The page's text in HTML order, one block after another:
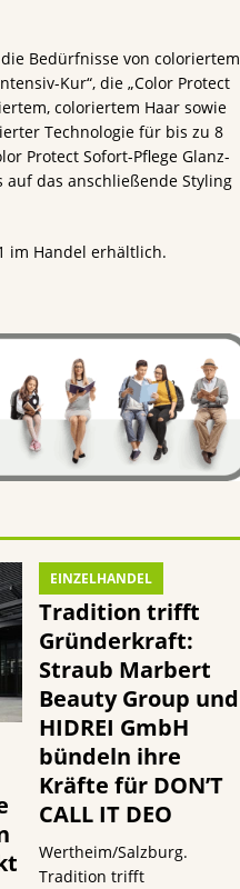
Bedürfnisse von coloriertem
Kur“, die „Color Protect
coloriertem Haar sowie
Technologie für bis zu 8
Protect Sofort-Pflege Glanz-
auf das anschließende Styling
im Handel erhältlich.
EINZELHANDEL
Tradition trifft
Gründerkraft:
Straub Marbert
Beauty Group und
HIDREI GmbH
bündeln ihre
Kräfte für DON’T
CALL IT DEO
Wertheim/Salzburg.
Tradition trifft